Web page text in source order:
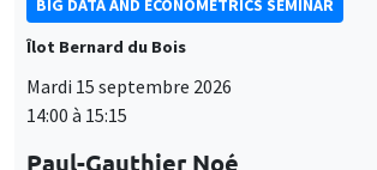
BIG DATA AND ECONOMETRICS SEMINAR
Îlot Bernard du Bois
Mardi 15 septembre 2026
14:00 à 15:15
Paul-Gauthier Noé